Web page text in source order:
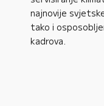
najnovije
tako i
kadrova.